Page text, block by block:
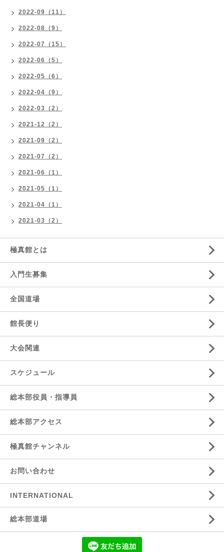
2022-09（11）
2022-08（9）
2022-07（15）
2022-06（5）
2022-05（6）
2022-04（9）
2022-03（2）
2021-12（2）
2021-09（2）
2021-07（2）
2021-06（1）
2021-05（1）
2021-04（1）
2021-03（2）
極真館とは
入門生募集
全国道場
館長便り
大会関連
スケジュール
総本部役員・指導員
総本部アクセス
極真館チャンネル
お問い合わせ
INTERNATIONAL
総本部道場